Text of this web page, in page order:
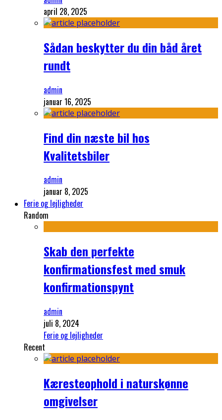
april 28, 2025
Sådan beskytter du din båd året
rundt
admin
januar 16, 2025
Find din næste bil hos
Kvalitetsbiler
admin
januar 8, 2025
Ferie og lejligheder
Random
Skab den perfekte
konfirmationsfest med smuk
konfirmationspynt
admin
juli 8, 2024
Ferie og lejligheder
Recent
Kæresteophold i naturskønne
omgivelser